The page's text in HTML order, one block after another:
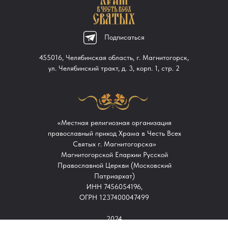
455016, Челябинская область, г. Магнитогорск,
ул. Челябинский тракт, д. 3, корп. 1, стр. 2
«Местная религиозная организация
православный приход Храма в Честь Всех
Святых г. Магнитогорска»
Магнитогорской Епархии Русской
Православной Церкви (Московский
Патриархат)
ИНН 7456054196,
ОГРН 1237400047499
2024
Подписаться